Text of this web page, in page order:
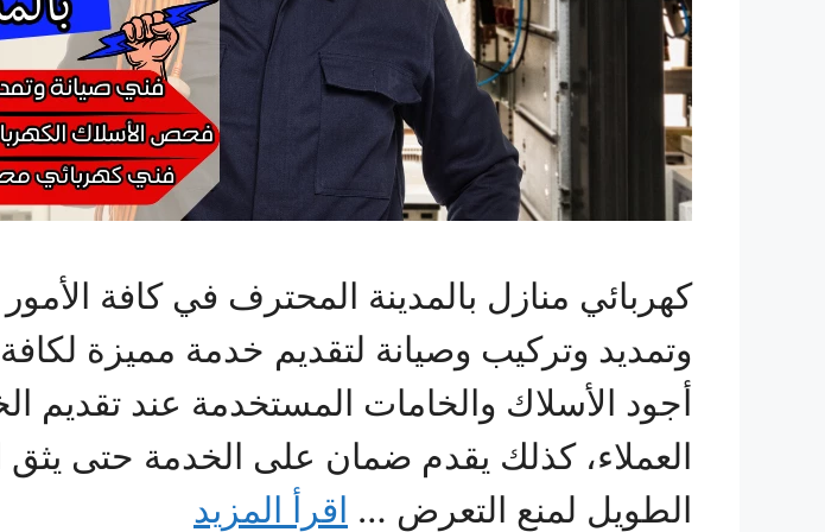
كهربائي منازل بالمدينة المحترف في كافة
وتمديد وتركيب وصيانة لتقديم خدمة مميزة
أجود الأسلاك والخامات المستخدمة عند تقديم
العملاء، كذلك يقدم ضمان على الخدمة حتى يثق
الطويل لمنع التعرض … اقرأ المزيد